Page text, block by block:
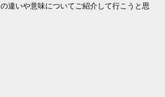
の違いや意味についてご紹介して行こうと思